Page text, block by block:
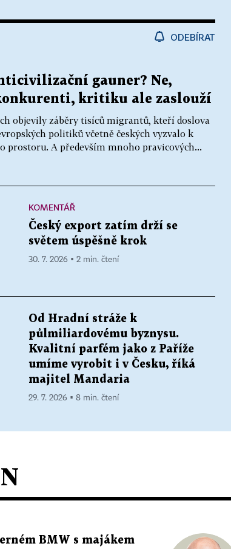
ODEBÍRAT
gauner? Ne,
kritiku ale zaslouží
objevily záběry tisíců migrantů, kteří doslova
politiků včetně českých vyzvalo k
prostoru. A především mnoho pravicových...
KOMENTÁŘ
Český export zatím drží se
světem úspěšně krok
30. 7. 2026 ▪ 2 min. čtení
Od Hradní stráže k
půlmiliardovému byznysu.
Kvalitní parfém jako z Paříže
umíme vyrobit i v Česku, říká
majitel Mandaria
29. 7. 2026 ▪ 8 min. čtení
BMW s majákem